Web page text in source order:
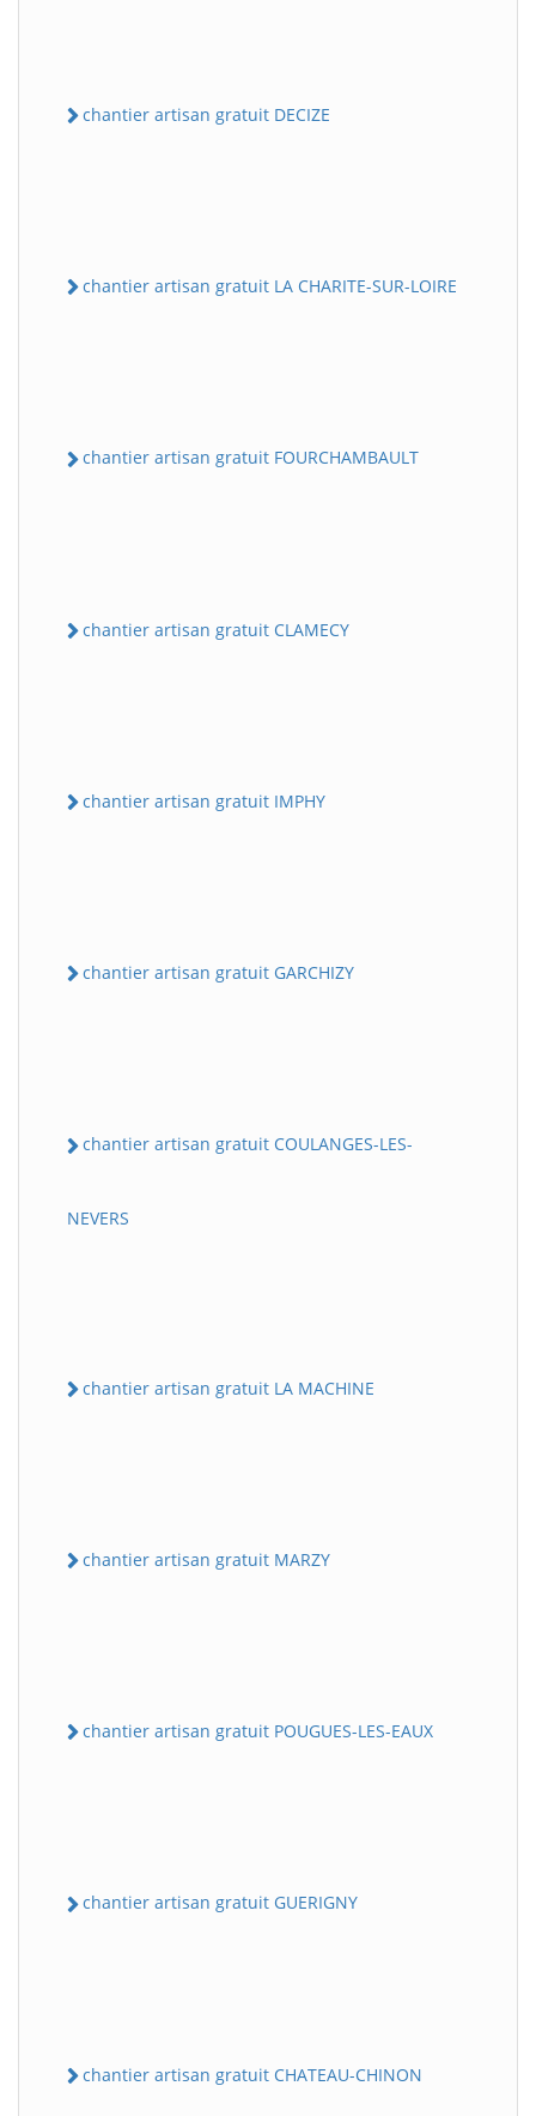
chantier artisan gratuit DECIZE
chantier artisan gratuit LA CHARITE-SUR-LOIRE
chantier artisan gratuit FOURCHAMBAULT
chantier artisan gratuit CLAMECY
chantier artisan gratuit IMPHY
chantier artisan gratuit GARCHIZY
chantier artisan gratuit COULANGES-LES-
NEVERS
chantier artisan gratuit LA MACHINE
chantier artisan gratuit MARZY
chantier artisan gratuit POUGUES-LES-EAUX
chantier artisan gratuit GUERIGNY
chantier artisan gratuit CHATEAU-CHINON